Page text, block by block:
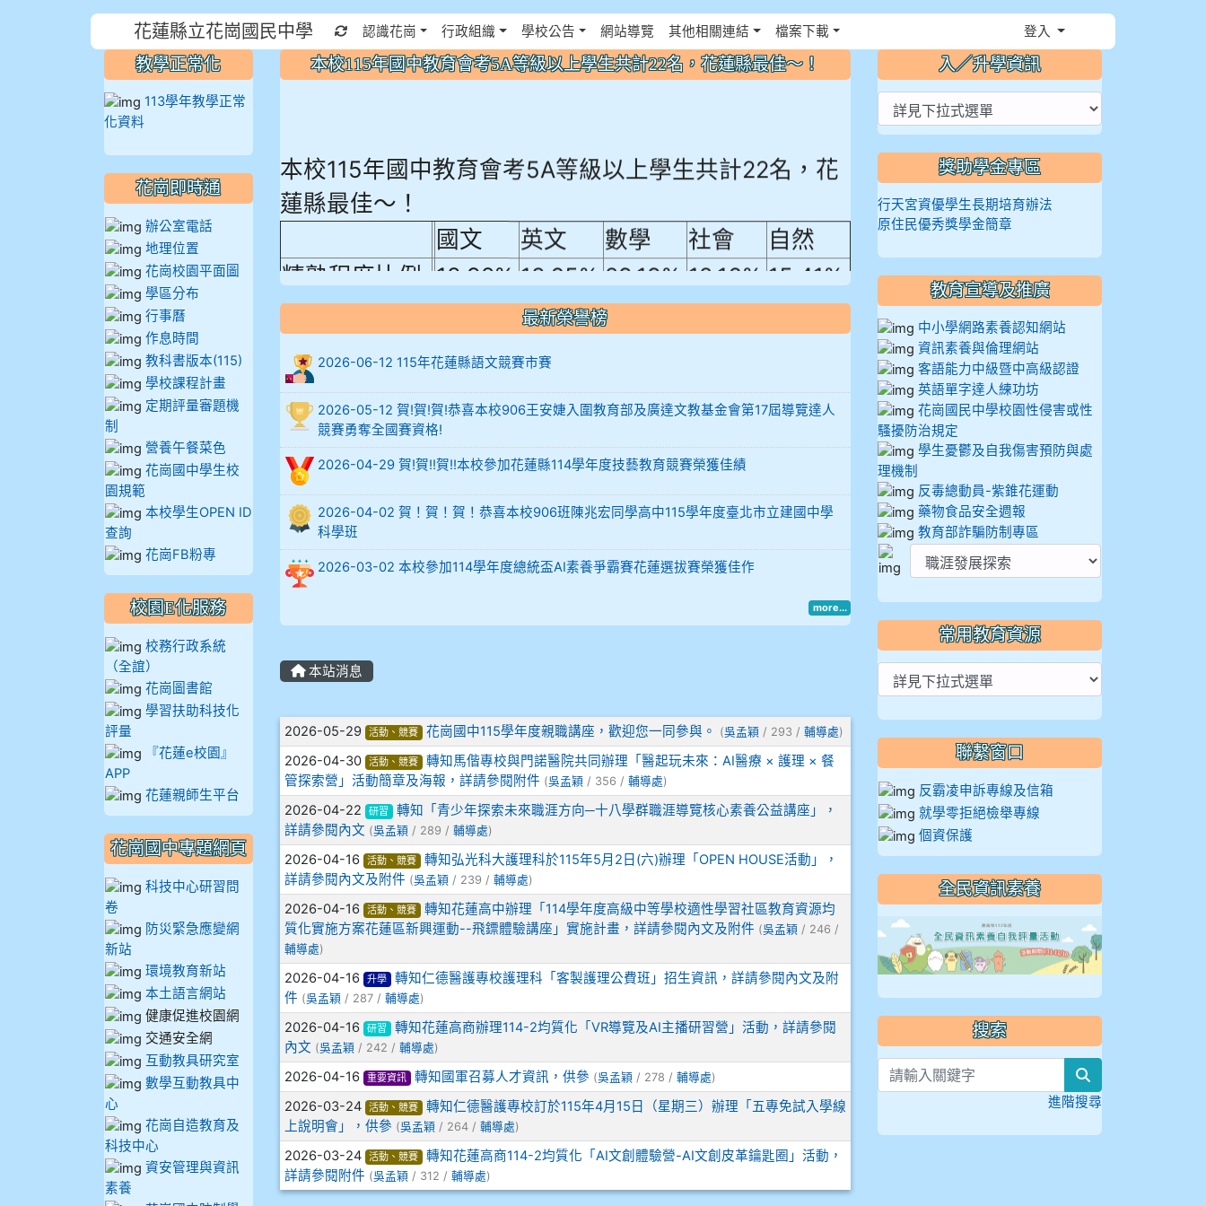
花蓮縣立花崗國民中學 重新取得佈景設定
認識花崗 行政組織 學校公告 網站導覽 其他相關連結 檔案下載 登入
本校115年國中教育會考5A等級以上學生共計22名，花蓮縣最佳～！
本校115年國中教育會考5A等級以上學生共計22名，花
蓮縣最佳～！
國文
英文 數學 社會
自然
精熟程度比例 18.92% 18.65% 29.19% 12.16% 15.41%
906陳兆宏 5A10+ 作文5
914謝佩臻 5A10+
902蘇奕愷
903陳品帆
904彭子庭
905蔣昇和
907張晏寧
908彭主豪
909林柏翰
909林玉楓
909林朝智
910謝尚橙
910呂芃澔
910溫婕伶
911王祉傑
911張 婷
912彭子宸
最新榮譽榜
2026-06-12 115年花蓮縣語文競賽市賽
2026-05-12 賀!賀!賀!恭喜本校906王安婕入圍教育部及廣達文教基金會第17屆導覽達人
競賽勇奪全國賽資格!
2026-04-29 賀!賀!!賀!!本校參加花蓮縣114學年度技藝教育競賽榮獲佳績
2026-04-02 賀！賀！賀！恭喜本校906班陳兆宏同學高中115學年度臺北市立建國中學
科學班
2026-03-02 本校參加114學年度總統盃AI素養爭霸賽花蓮選拔賽榮獲佳作
more...
本站消息
文章列表
2026-05-29 活動、競賽 花崗國中115學年度親職講座，歡迎您一同參與。 (吳孟穎/ 293 / 輔導處)
2026-04-30 活動、競賽
轉知馬偕專校與門諾醫院共同辦理「醫起玩未來：AI醫療 × 護理 × 餐
管探索營」活動簡章及海報，詳請參閱附件 (吳孟穎/ 356 / 輔導處)
2026-04-22 研習
轉知「青少年探索未來職涯方向─十八學群職涯導覽核心素養公益講座」，
詳請參閱內文 (吳孟穎/ 289 / 輔導處)
2026-04-16 活動、競賽
轉知弘光科大護理科於115年5月2日(六)辦理「OPEN HOUSE活動」，
詳請參閱內文及附件 (吳孟穎/ 239 / 輔導處)
2026-04-16 活動、競賽
轉知花蓮高中辦理「114學年度高級中等學校適性學習社區教育資源均
質化實施方案花蓮區新興運動--飛鏢體驗講座」實施計畫，詳請參閱內文及附件 (吳孟穎/ 246 /
輔導處)
2026-04-16 升學
轉知仁德醫護專校護理科「客製護理公費班」招生資訊，詳請參閱內文及附
件 (吳孟穎/ 287 / 輔導處)
2026-04-16 研習
轉知花蓮高商辦理114-2均質化「VR導覽及AI主播研習營」活動，詳請參閱
內文 (吳孟穎/ 242 / 輔導處)
2026-04-16 重要資訊 轉知國軍召募人才資訊，供參 (吳孟穎/ 278 / 輔導處)
2026-03-24 活動、競賽
轉知仁德醫護專校訂於115年4月15日（星期三）辦理「五專免試入學線
上說明會」，供參 (吳孟穎/ 264 / 輔導處)
2026-03-24 活動、競賽
轉知花蓮高商114-2均質化「AI文創體驗營-AI文創皮革鑰匙圈」活動，
詳請參閱附件 (吳孟穎/ 312 / 輔導處)
教學正常化
113學年教學正常
化資料
花崗即時通
辦公室電話
地理位置
花崗校園平面圖
學區分布
行事曆
作息時間
教科書版本(115)
學校課程計畫
定期評量審題機
制
營養午餐菜色
花崗國中學生校
園規範
本校學生OPEN ID
查詢
花崗FB粉專
校園E化服務
校務行政系統
（全誼）
花崗圖書館
學習扶助科技化
評量
『花蓮e校園』
APP
花蓮親師生平台
花崗國中專題網頁
科技中心研習問
卷
防災緊急應變網
新站
環境教育新站
本土語言網站
健康促進校園網
交通安全網
互動教具研究室
數學互動教具中
心
花崗自造教育及
科技中心
資安管理與資訊
素養
入／升學資訊
獎助學金專區
行天宮資優學生長期培育辦法
原住民優秀獎學金簡章
教育宣導及推廣
中小學網路素養認知網站
資訊素養與倫理網站
客語能力中級暨中高級認證
英語單字達人練功坊
花崗國民中學校園性侵害或性
騷擾防治規定
學生憂鬱及自我傷害預防與處
理機制
反毒總動員-紫錐花運動
藥物食品安全週報
教育部詐騙防制專區
常用教育資源
聯繫窗口
反霸凌申訴專線及信箱
就學零拒絕檢舉專線
個資保護
全民資訊素養
搜索
進階搜尋